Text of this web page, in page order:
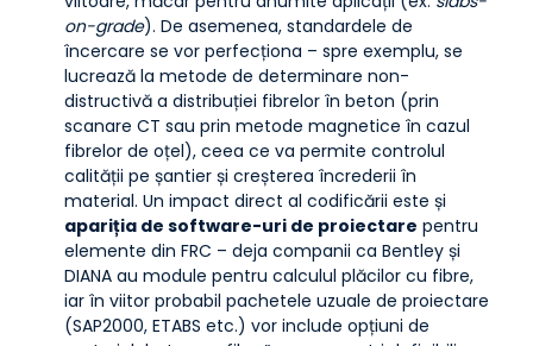
on-grade). De asemenea, standardele de
încercare se vor perfecționa – spre exemplu, se
lucrează la metode de determinare non-
distructivă a distribuției fibrelor în beton (prin
scanare CT sau prin metode magnetice în cazul
fibrelor de oțel), ceea ce va permite controlul
calității pe șantier și creșterea încrederii în
material. Un impact direct al codificării este și
apariția de software-uri de proiectare pentru
elemente din FRC – deja companii ca Bentley și
DIANA au module pentru calculul plăcilor cu fibre,
iar în viitor probabil pachetele uzuale de proiectare
(SAP2000, ETABS etc.) vor include opțiuni de